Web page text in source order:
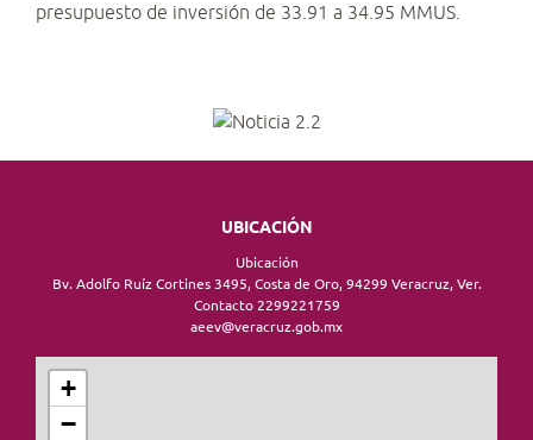
presupuesto de inversión de 33.91 a 34.95 MMUS.
UBICACIÓN
Ubicación
Bv. Adolfo Ruíz Cortines 3495, Costa de Oro, 94299 Veracruz, Ver.
Contacto 2299221759
aeev@veracruz.gob.mx
+
−